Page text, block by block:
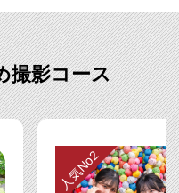
撮影コース
人気No2